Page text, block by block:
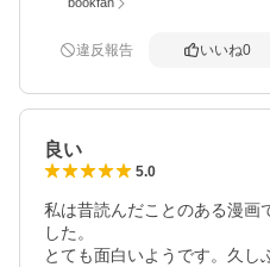
違反報告 いいね0
良い
5.0
私は昔読んだことのある漫画
した。
とても面白いようです。久し